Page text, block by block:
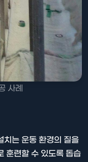
사례
치는 운동 환경의 질을
훈련할 수 있도록 돕습